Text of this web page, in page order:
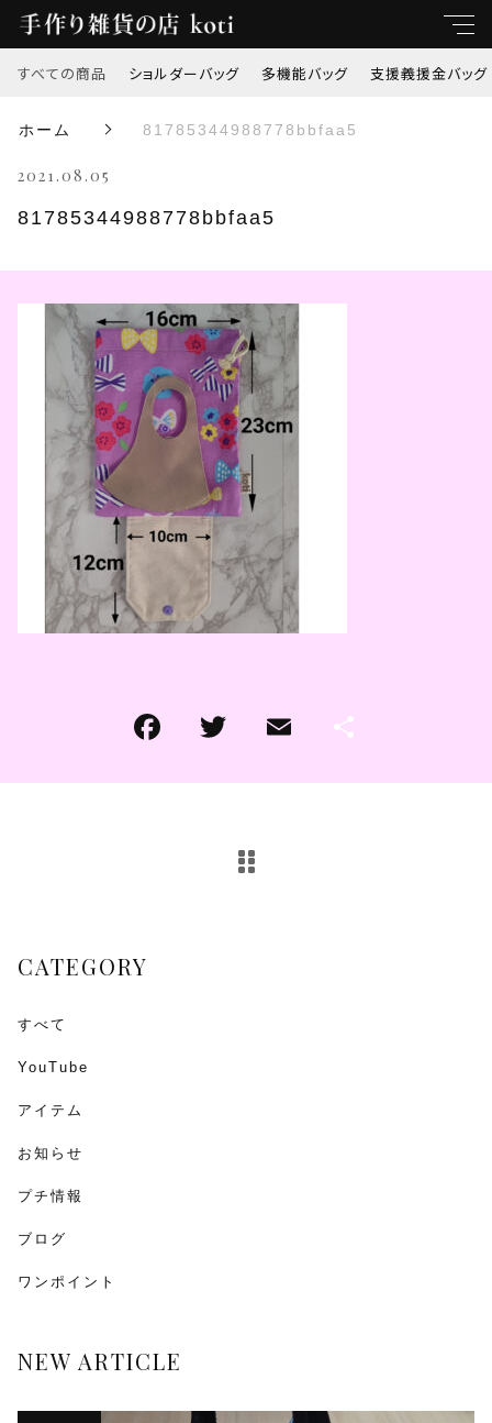
すべての商品 ショルダーバッグ 多機能バッグ 支援義援金バッグ
ホーム 81785344988778bbfaa5
2021.08.05
81785344988778bbfaa5
CATEGORY
すべて
YouTube
アイテム
お知らせ
プチ情報
ブログ
ワンポイント
NEW ARTICLE
ショルダーバッグ
多機能バッグ
支援義援金バッグ
オリジナル刺繍
トートバッグ
その他
親カテゴリ
価格帯
～
並び順
その他
在庫あり セール